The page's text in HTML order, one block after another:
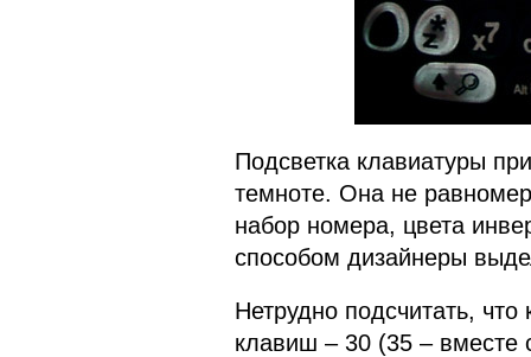
Подсветка клавиатуры
темноте. Она не
набор номера, цвета
способом дизайнеры
Нетрудно подсчитать,
клавиш – 30 (35 – вместе